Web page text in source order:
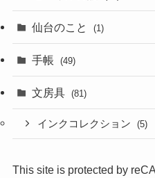
仙台のこと (1)
手帳 (49)
文房具 (81)
インクコレクション (5)
This site is protected by